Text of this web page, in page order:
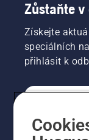
Zůstaňte v
Získejte
speciálních
přihlásit k